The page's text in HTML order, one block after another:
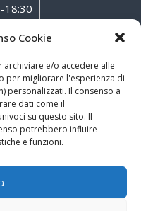
Cookie
e/o accedere alle
per migliorare l'esperienza di
personalizzati. Il consenso a
dati come il
su questo sito. Il
potrebbero influire
e funzioni.
18:30
18:30
18:30